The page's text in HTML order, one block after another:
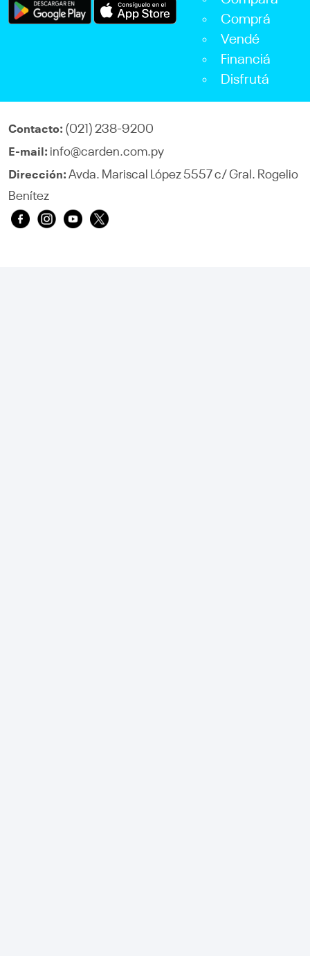
Comprá
Vendé
Financiá
Disfrutá
Contacto: (021) 238-9200
E-mail: info@carden.com.py
Dirección: Avda. Mariscal López 5557 c/ Gral. Rogelio
Benítez